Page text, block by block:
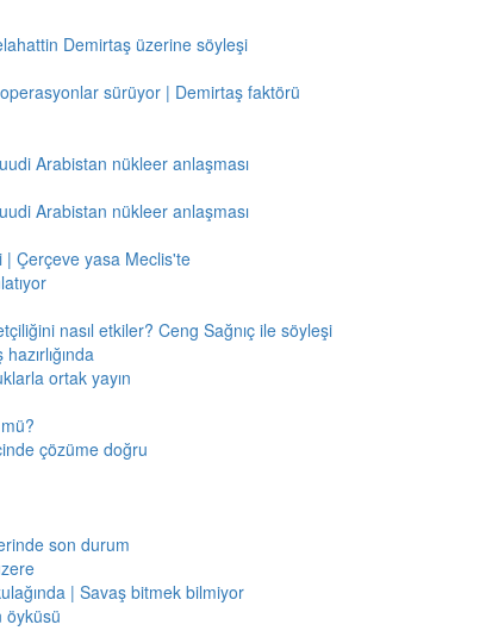
Demirtaş üzerine söyleşi
sürüyor | Demirtaş faktörü
Arabistan nükleer anlaşması
Arabistan nükleer anlaşması
| Çerçeve yasa Meclis'te
nasıl etkiler? Ceng Sağnıç ile söyleşi
ortak yayın
çözüme doğru
son durum
| Savaş bitmek bilmiyor
öyküsü